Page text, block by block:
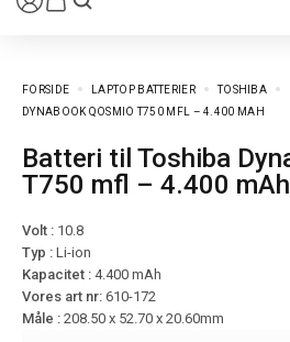
FORSIDE LAPTOP BATTERIER TOSHIBA
DYNABOOK QOSMIO T750 MFL – 4.400 MAH
Batteri til Toshiba Dynabook Qosmio
T750 mfl – 4.400 mAh
Volt : 10.8
Typ : Li-ion
Kapacitet : 4.400 mAh
Vores art nr: 610-172
Måle : 208.50 x 52.70 x 20.60mm